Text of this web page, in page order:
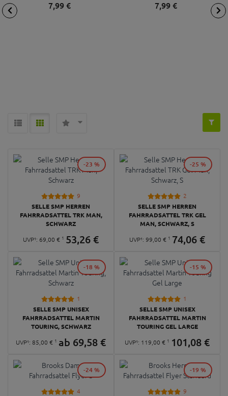
7,99€ 7,99€
9
SELLE SMP HERREN
FAHRRADSATTEL TRK MAN,
SCHWARZ
UVP¹: 69, 00 € 1 53,26€
-23 %
2
SELLE SMP HERREN
FAHRRADSATTEL TRK GEL
MAN, SCHWARZ, S
UVP¹: 99, 00 € 1 74,06€
-25 %
1
SELLE SMP UNISEX
FAHRRADSATTEL MARTIN
TOURING, SCHWARZ
UVP¹: 85, 00 € 1 ab 69,58€
-18 %
1
SELLE SMP UNISEX
FAHRRADSATTEL MARTIN
TOURING GEL LARGE
UVP¹: 119, 00 € 1 101,08€
-15 %
4
-24 %
9
-19 %